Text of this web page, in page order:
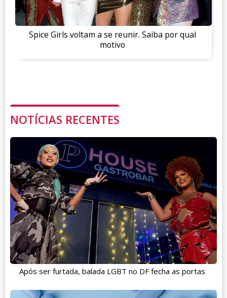
Spice Girls voltam a se reunir. Saiba por qual
motivo
NOTÍCIAS RECENTES
Após ser furtada, balada LGBT no DF fecha as portas